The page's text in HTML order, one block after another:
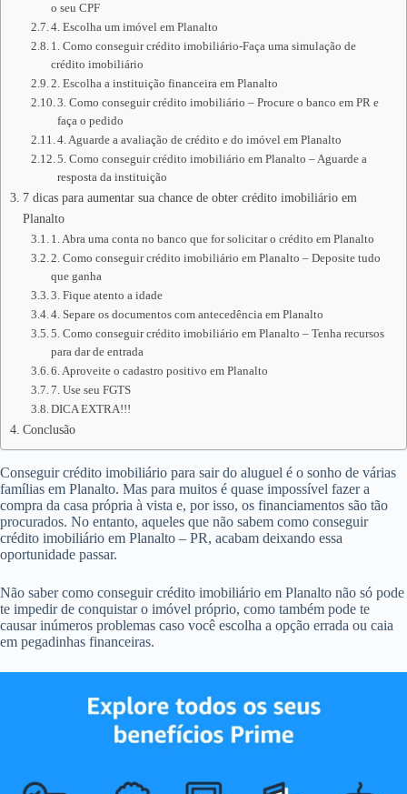
o seu CPF
4. Escolha um imóvel em Planalto
1. Como conseguir crédito imobiliário-Faça uma simulação de
crédito imobiliário
2. Escolha a instituição financeira em Planalto
3. Como conseguir crédito imobiliário – Procure o banco em PR e
faça o pedido
4. Aguarde a avaliação de crédito e do imóvel em Planalto
5. Como conseguir crédito imobiliário em Planalto – Aguarde a
resposta da instituição
7 dicas para aumentar sua chance de obter crédito imobiliário em
Planalto
1. Abra uma conta no banco que for solicitar o crédito em Planalto
2. Como conseguir crédito imobiliário em Planalto – Deposite tudo
que ganha
3. Fique atento a idade
4. Separe os documentos com antecedência em Planalto
5. Como conseguir crédito imobiliário em Planalto – Tenha recursos
para dar de entrada
6. Aproveite o cadastro positivo em Planalto
7. Use seu FGTS
DICA EXTRA!!!
Conclusão
Conseguir crédito imobiliário para sair do aluguel é o sonho de várias
famílias em Planalto. Mas para muitos é quase impossível fazer a
compra da casa própria à vista e, por isso, os financiamentos são tão
procurados. No entanto, aqueles que não sabem como conseguir
crédito imobiliário em Planalto – PR, acabam deixando essa
oportunidade passar.
Não saber como conseguir crédito imobiliário em Planalto não só pode
te impedir de conquistar o imóvel próprio, como também pode te
causar inúmeros problemas caso você escolha a opção errada ou caia
em pegadinhas financeiras.